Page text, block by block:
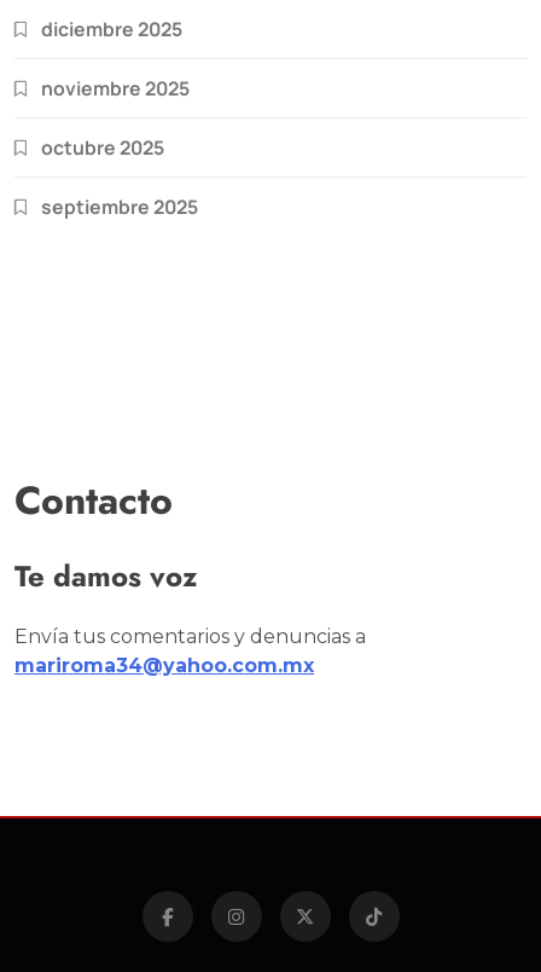
diciembre 2025
noviembre 2025
octubre 2025
septiembre 2025
Contacto
Te damos voz
Envía tus comentarios y denuncias a
mariroma34@yahoo.com.mx